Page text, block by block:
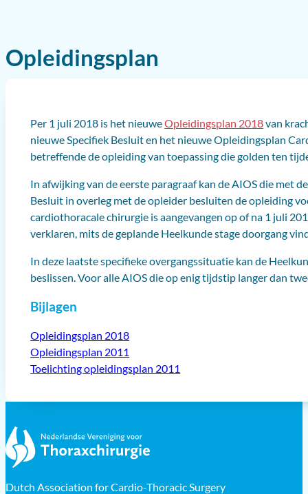
Opleidingsplan
Per 1 juli 2018 is het nieuweOpleidingsplan 2018van
nieuwe Specifiek Besluit en het nieuwe Opleidingsplan
betreffende de opleiding van toepassing die golden ten
In afwijking van de eerste paragraaf kan de AIOS die met
Besluit in overleg met de opleider besluiten de opleiding
cardiothoracale chirurgie is aangevangen op of na 1 juli
verklaren, mits de geplande Heelkunde stage doorgang
In deze laatste specifieke overgangssituatie kan de
beslissen. Voor alle AIOS die op enig tijdstip langer dan
Bijlagen
Opleidingsplan 2018
Opleidingsplan 2011
Toelichting opleidingsplan 2011
Dutch Association for Cardio-Thoracic Surgery